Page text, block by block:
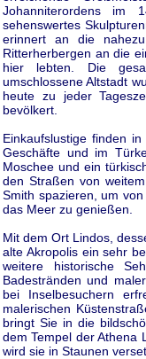
Johanniterordens
sehenswertes
erinnert an die
Ritterherbergen an die
hier lebten. Die
umschlossene Altstadt
heute zu jeder
bevölkert.
Einkaufslustige finden
Geschäfte und im
Moschee und ein
den Straßen von
Smith spazieren, um
das Meer zu genießen.
Mit dem Ort Lindos,
alte Akropolis ein sehr
weitere historische
Badestränden und
bei Inselbesuchern
malerischen
bringt Sie in die
dem Tempel der Athena
wird sie in Staunen